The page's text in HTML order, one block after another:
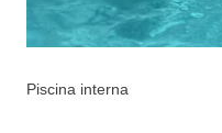
Piscina interna